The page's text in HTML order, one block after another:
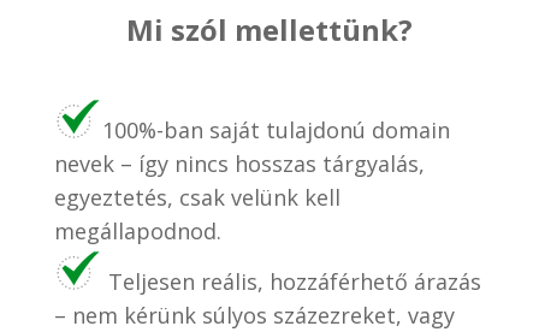
Mi szól mellettünk?
100%-ban saját tulajdonú domain
nevek – így nincs hosszas tárgyalás,
egyeztetés, csak velünk kell
megállapodnod.
Teljesen reális, hozzáférhető árazás
– nem kérünk súlyos százezreket, vagy